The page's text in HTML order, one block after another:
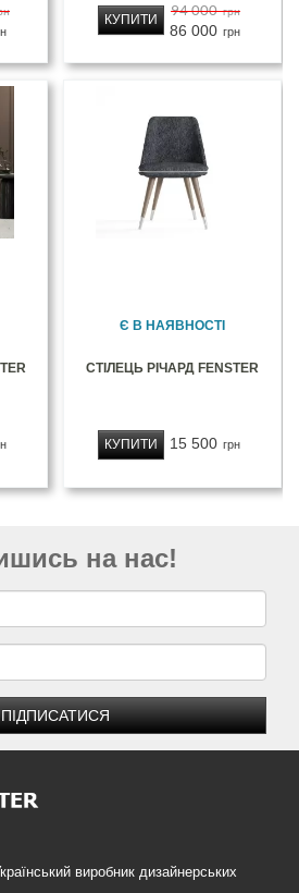
94 000 грн
86 000 грн
КУПИТИ
Є В НАЯВНОСТІ
СТІЛЕЦЬ РІЧАРД FENSTER
15 500 грн
КУПИТИ
на нас!
ПІДПИСАТИСЯ
виробник дизайнерських